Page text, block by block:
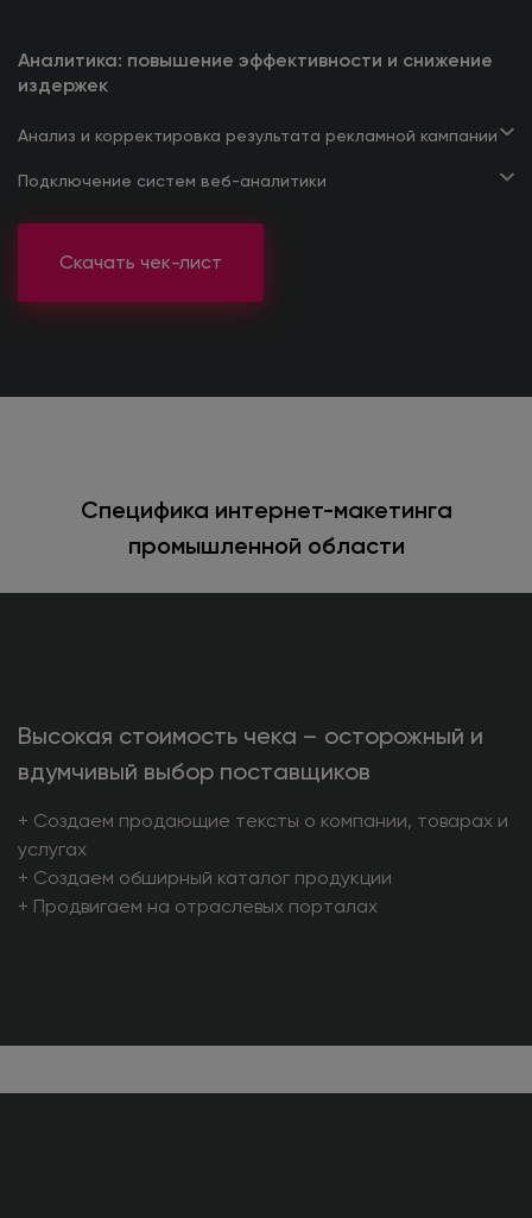
Аналитика: повышение эффективности и снижение
издержек
Анализ и корректировка результата рекламной кампании
Подключение систем веб-аналитики
Скачать чек-лист
Специфика интернет-макетинга
промышленной области
Высокая стоимость чека – осторожный и
вдумчивый выбор поставщиков
+ Создаем продающие тексты о компании, товарах и
услугах
+ Создаем обширный каталог продукции
+ Продвигаем на отраслевых порталах